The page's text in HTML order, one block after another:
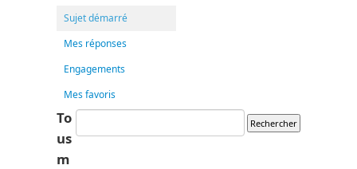
Sujet démarré
Mes réponses
Engagements
Mes favoris
To
us
m